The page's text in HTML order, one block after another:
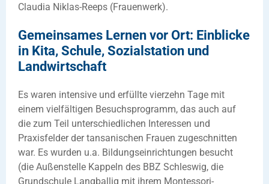
Claudia Niklas-Reeps (Frauenwerk).
Gemeinsames Lernen vor Ort: Einblicke
in Kita, Schule, Sozialstation und
Landwirtschaft
Es waren intensive und erfüllte vierzehn Tage mit
einem vielfältigen Besuchsprogramm, das auch auf
die zum Teil unterschiedlichen Interessen und
Praxisfelder der tansanischen Frauen zugeschnitten
war. Es wurden u.a. Bildungseinrichtungen besucht
(die Außenstelle Kappeln des BBZ Schleswig, die
Grundschule Langballig mit ihrem Montessori-